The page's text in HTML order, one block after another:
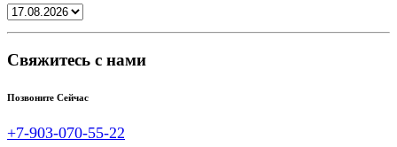
Свяжитесь с нами
Позвоните Сейчас
+7-903-070-55-22